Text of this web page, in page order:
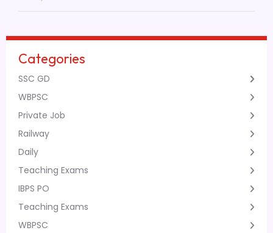
Categories
SSC GD
WBPSC
Private Job
Railway
Daily
Teaching Exams
IBPS PO
Teaching Exams
WBPSC